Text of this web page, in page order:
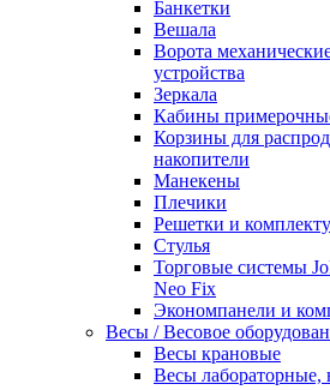
Банкетки
Вешала
Ворота
устройства
Зеркала
Кабины
Корзины для
накопители
Манекены
Плечики
Решетки и
Стулья
Торговые системы
Neo Fix
Экономпанели и
Весы / Весовое
Весы крановые
Весы